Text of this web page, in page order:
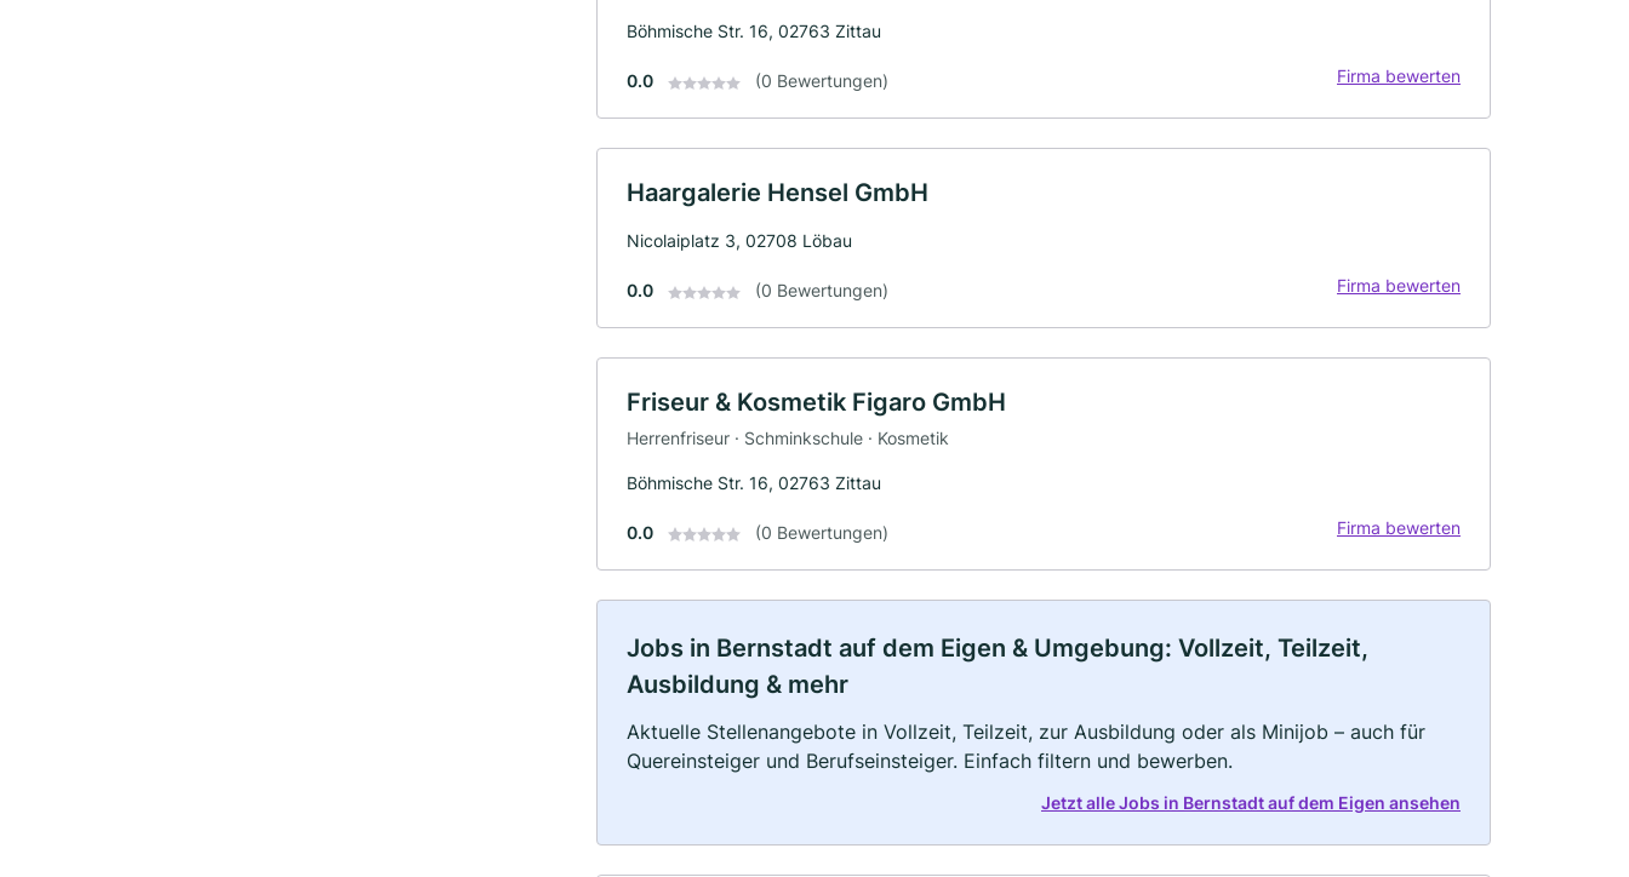
Böhmische Str. 16, 02763 Zittau
0.0 (0 Bewertungen) Firma bewerten
Haargalerie Hensel GmbH
Nicolaiplatz 3, 02708 Löbau
0.0 (0 Bewertungen) Firma bewerten
Friseur & Kosmetik Figaro GmbH
Herrenfriseur · Schminkschule · Kosmetik
Böhmische Str. 16, 02763 Zittau
0.0 (0 Bewertungen) Firma bewerten
Jobs in Bernstadt auf dem Eigen & Umgebung: Vollzeit, Teilzeit,
Ausbildung & mehr
Aktuelle Stellenangebote in Vollzeit, Teilzeit, zur Ausbildung oder als Minijob – auch für
Quereinsteiger und Berufseinsteiger. Einfach filtern und bewerben.
Jetzt alle Jobs in Bernstadt auf dem Eigen ansehen